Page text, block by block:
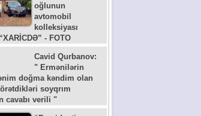
oğlunun
avtomobil
kolleksiyası
- FOTO
Cavid Qurbanov:
" Ermənilərin
doğma kəndim olan
soyqrım
cavabı verili "